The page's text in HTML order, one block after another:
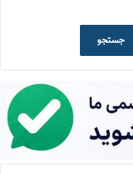
جستجو